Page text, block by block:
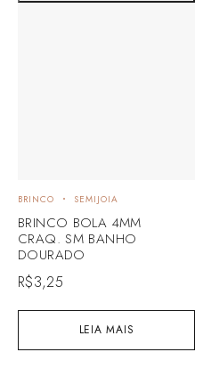
LEIA MAIS
BRINCO SEMIJOIA
BRINCO BOLA 4MM
CRAQ. SM BANHO
DOURADO
R$3,25